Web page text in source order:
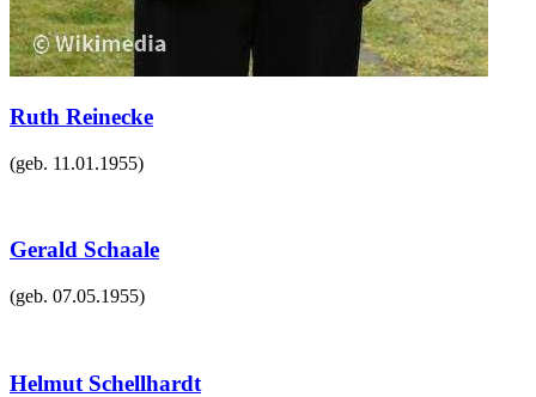
Ruth Reinecke
(geb. 11.01.1955)
Gerald Schaale
(geb. 07.05.1955)
Helmut Schellhardt